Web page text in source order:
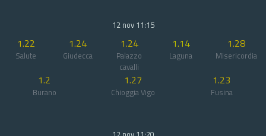
12 nov 11:15
1.22
Salute
1.24
Giudecca
1.24
Palazzo
cavalli
1.14
Laguna
1.28
Misericordia
1.2
Burano
1.27
Chioggia Vigo
1.23
Fusina